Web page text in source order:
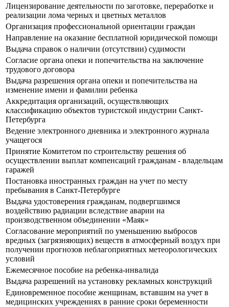
Лицензирование деятельности по заготовке, переработке и
реализации лома черных и цветных металлов
Организация профессиональной ориентации граждан
Направление на оказание бесплатной юридической помощи
Выдача справок о наличии (отсутствии) судимости
Согласие органа опеки и попечительства на заключение
трудового договора
Выдача разрешения органа опеки и попечительства на
изменение имени и фамилии ребенка
Аккредитация организаций, осуществляющих
классификацию объектов туристской индустрии Санкт-
Петербурга
Ведение электронного дневника и электронного журнала
учащегося
Принятие Комитетом по строительству решения об
осуществлении выплат компенсаций гражданам - владельцам
гаражей
Постановка иностранных граждан на учет по месту
пребывания в Санкт-Петербурге
Выдача удостоверения гражданам, подвергшимся
воздействию радиации вследствие аварии на
производственном объединении «Маяк»
Согласование мероприятий по уменьшению выбросов
вредных (загрязняющих) веществ в атмосферный воздух при
получении прогнозов неблагоприятных метеорологических
условий
Ежемесячное пособие на ребенка-инвалида
Выдача разрешений на установку рекламных конструкций
Единовременное пособие женщинам, вставшим на учет в
медицинских учреждениях в ранние сроки беременности